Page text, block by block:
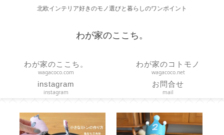
北欧インテリア好きのモノ選びと暮らしのワンポイント
わが家のここち。
わが家のここち。
wagacoco.com
わが家のコトモノ
wagacoco.net
instagram
instagram
お問合せ
mail